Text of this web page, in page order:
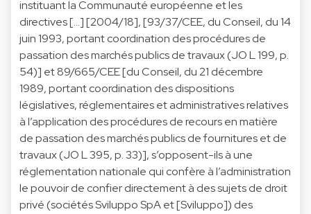
instituant la Communauté européenne et les
directives […] [2004/18], [93/37/CEE, du Conseil, du 14
juin 1993, portant coordination des procédures de
passation des marchés publics de travaux (JO L 199, p.
54)] et 89/665/CEE [du Conseil, du 21 décembre
1989, portant coordination des dispositions
législatives, réglementaires et administratives relatives
à l’application des procédures de recours en matière
de passation des marchés publics de fournitures et de
travaux (JO L 395, p. 33)], s’opposent-ils à une
réglementation nationale qui confère à l’administration
le pouvoir de confier directement à des sujets de droit
privé (sociétés Sviluppo SpA et [Sviluppo]) des